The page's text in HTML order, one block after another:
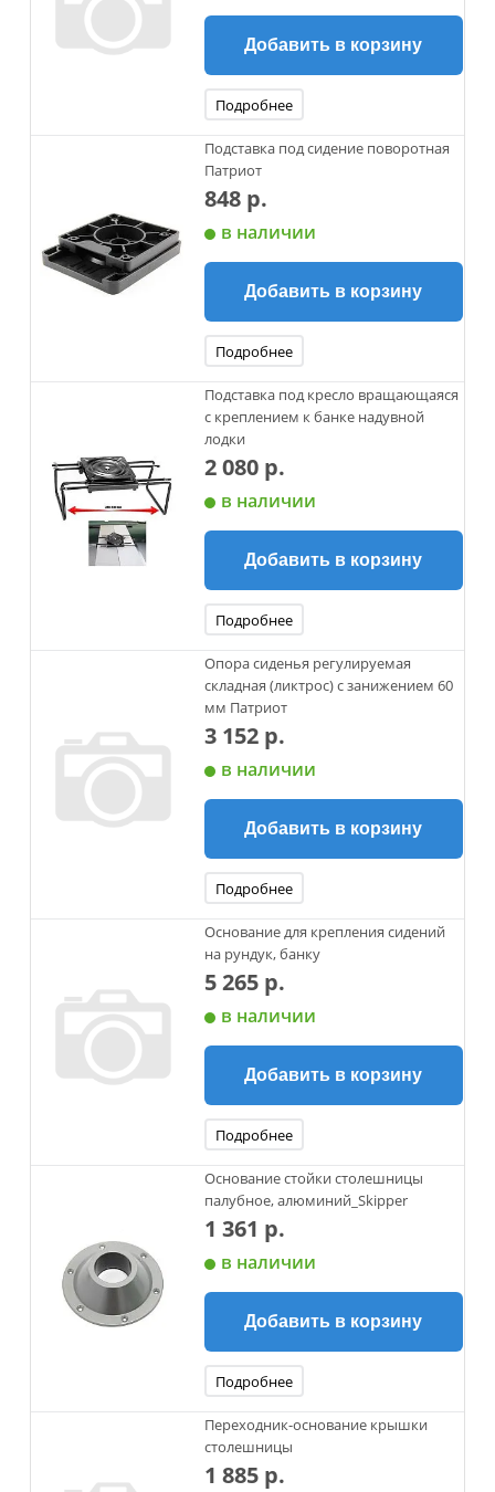
Добавить в корзину
Подробнее
Подставка под сидение поворотная
Патриот
848 р.
в наличии
Добавить в корзину
Подробнее
Подставка под кресло вращающаяся
с креплением к банке надувной
лодки
2 080 р.
в наличии
Добавить в корзину
Подробнее
Опора сиденья регулируемая
складная (ликтрос) с занижением 60
мм Патриот
3 152 р.
в наличии
Добавить в корзину
Подробнее
Основание для крепления сидений
на рундук, банку
5 265 р.
в наличии
Добавить в корзину
Подробнее
Основание стойки столешницы
палубное, алюминий_Skipper
1 361 р.
в наличии
Добавить в корзину
Подробнее
Переходник-основание крышки
столешницы
1 885 р.